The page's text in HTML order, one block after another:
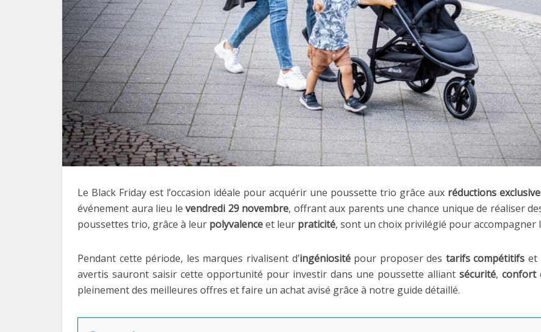
Le Black Friday est l’occasion idéale pour acquérir une poussette trio grâce aux réductions
événement aura lieu levendredi 29 novembre, offrant aux parents une chance unique de réaliser
poussettes trio, grâce à leur polyvalenceet leur praticité, sont un choix privilégié pour accompagner
Pendant cette période, les marques rivalisent d’ingéniositépour proposer des tarifs compétitifs et
avertis sauront saisir cette opportunité pour investir dans une poussette alliant sécurité, confort
pleinement des meilleures offres et faire un achat avisé grâce à notre guide détaillé.